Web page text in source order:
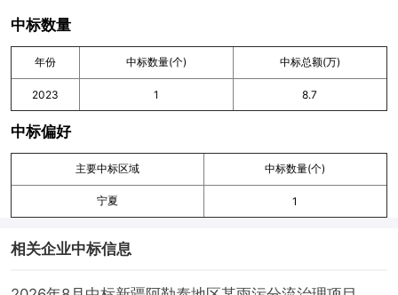
中标数量
年份 中标数量(个) 中标总额(万)
2023 1 8.7
中标偏好
主要中标区域 中标数量(个)
宁夏 1
相关企业中标信息